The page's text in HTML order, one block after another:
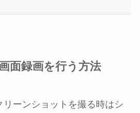
面録画を行う方法
リーンショットを撮る時はシ